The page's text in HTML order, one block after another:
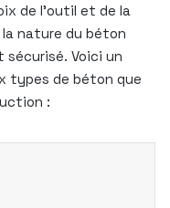
de l’outil et de la
nature du béton
Voici un
types de béton que
: